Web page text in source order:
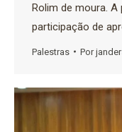
Rolim de moura.
participação de
Palestras Por